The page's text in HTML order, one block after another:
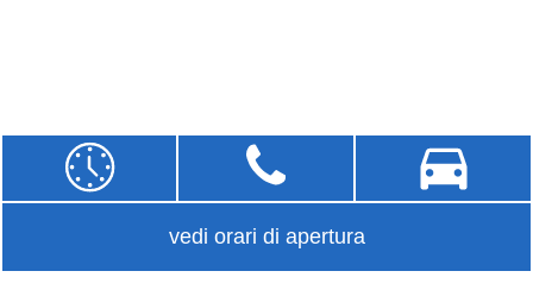
vedi orari di apertura